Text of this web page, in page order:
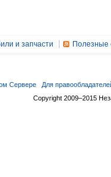
и запчасти Полезные
Сервере
Для
Copyright 2009–2015